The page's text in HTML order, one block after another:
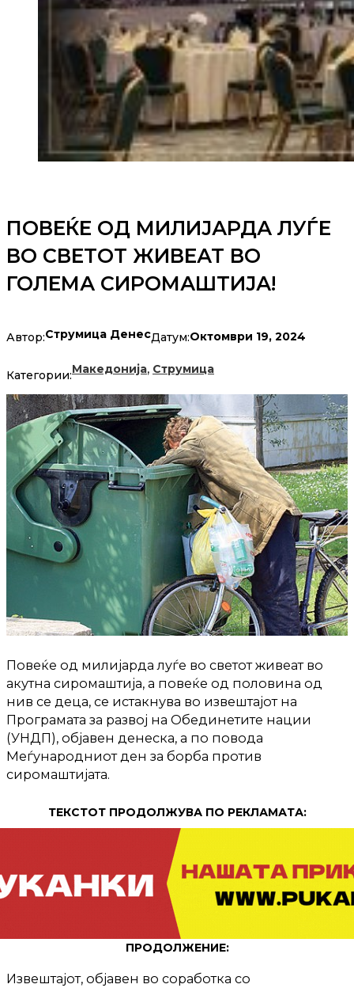
ПОВЕЌЕ ОД МИЛИЈАРДА ЛУЃЕ
ВО СВЕТОТ ЖИВЕАТ ВО
ГОЛЕМА СИРОМАШТИЈА!
Автор:Струмица ДенесДатум:Октомври 19, 2024
Категории:Македонија, Струмица
Повеќе од милијарда луѓе во светот живеат во
акутна сиромаштија, а повеќе од половина од
нив се деца, се истакнува во извештајот на
Програмата за развој на Обединетите нации
(УНДП), објавен денеска, а по повода
Меѓународниот ден за борба против
сиромаштијата.
ТЕКСТОТ ПРОДОЛЖУВА ПО РЕКЛАМАТА:
ПРОДОЛЖЕНИЕ:
Извештајот, објавен во соработка со